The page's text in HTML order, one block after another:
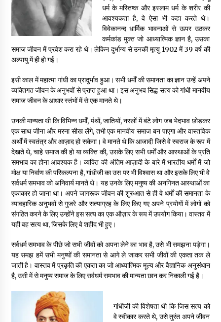
धर्म के मस्तिष्क और इस्लाम धर्म के शरीर की
आवश्यकता है, वे ऐसा भी कहा करते थे।
विवेकानन्द धार्मिक भावनाओं से ऊपर उठकर
कर्मकांड मुक्त जो आध्यात्मिक ज्ञान है, उसका
समाज जीवन में प्रवेश करा रहे थे। लेकिन दुर्भाग्य से उनकी मृत्यु 1902 में 39 वर्ष की
अल्पायु में ही हो गई।
इसी काल में महात्मा गांधी का प्रादुर्भाव हुआ। सभी धर्मों की समानता का ज्ञान उन्हें अपने
व्यक्तिगत जीवन के अनुभवों से प्राप्त हुआ था। इस अनुभव सिद्ध सत्य को गांधी मानवीय
समाज जीवन के आधार स्तंभों में से एक मानते थे।
उनकी मान्यता थी कि विभिन्न धर्मों, पंथों, जातियों, नस्लों में बंटे लोग जब भेदभाव छोड़कर
एक साथ जीना और मरना सीख लेंगे, तभी एक मानवीय समाज बन पाएगा और वास्तविक
अर्थों में स्वतंत्र और आज़ाद हो सकेगा। वे मानते थे कि आजादी जिसे वे स्वराज के रूप में
देखते थे, चाहे समाज की हो या व्यक्ति की, उसके लिए सभी धर्मों और आस्थाओं के प्रति
समभाव का होना आवश्यक है। व्यक्ति की अंतिम आज़ादी के बारे में भारतीय धर्मों में जो
मोक्ष या निर्वाण की परिकल्पना है, गांधीजी का उस पर भी विश्वास था और इसके लिए भी वे
सर्वधर्म समभाव को अनिवार्य मानते थे। यह उनके लिए मनुष्य की अनगिनत आस्थाओं का
एकाकार हो जाना था। अपने जागरूक जीवन की शुरुआत से ही वे धर्मों की समानता के
व्यावहारिक अनुभवों से गुजरे और सत्याग्रह के लिए किए गए अपने प्रयोगों में लोगों को
संगठित करने के लिए उन्होंने इस सत्य का एक औज़ार के रूप में उपयोग किया। वास्तव में
यही वह सत्य था, जिसके लिए वे शहीद भी हुए।
सर्वधर्म समभाव के पीछे जो सभी जीवों को अपना लेने का भाव है, उसे भी समझना पड़ेगा।
यह समझ हमें सभी मनुष्यों की समानता से आगे ले जाकर सभी जीवों की एकता तक ले
जाती है। वास्तव में प्रकृति की एकता का जो आध्यात्मिक मूल्य और वैज्ञानिक अनुसंधान
है, उसी में से मनुष्य समाज के लिए सर्वधर्म समभाव की मान्यता छान कर निकाली गई है।
गांधीजी की विशेषता थी कि जिस सत्य को
वे स्वीकार करते थे, उसे तुरंत अपने जीवन